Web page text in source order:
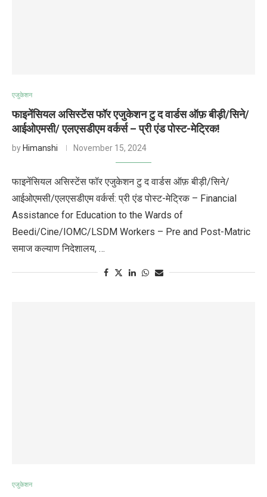
एजुकेशन
फाइनेंसियल असिस्टेंस फॉर एजुकेशन टु द वार्डस ऑफ़ बीड़ी/सिने/
आईओएमसी/ एलएसडीएम वर्कर्स – प्री एंड पोस्ट-मेट्रिक!
by Himanshi November 15, 2024
फाइनेंसियल असिस्टेंस फॉर एजुकेशन टु द वार्डस ऑफ़ बीड़ी/सिने/
आईओएमसी/एलएसडीएम वर्कर्स: प्री एंड पोस्ट-मेट्रिक – Financial
Assistance for Education to the Wards of
Beedi/Cine/IOMC/LSDM Workers – Pre and Post-Matric
समाज कल्याण निदेशालय, …
एजुकेशन